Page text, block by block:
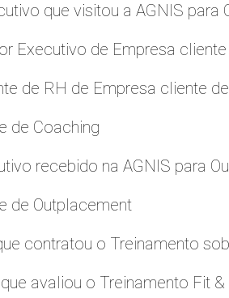
que visitou a AGNIS para
Executivo de Empresa
de RH de Empresa cliente
de Coaching
recebido na AGNIS para
de Outplacement
contratou o Treinamento
avaliou o Treinamento Fit &